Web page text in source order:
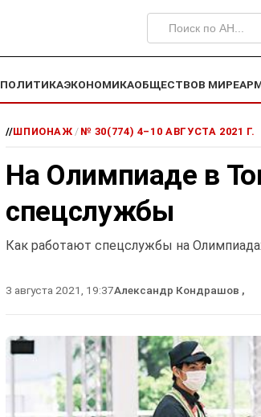
ПОЛИТИКАЭКОНОМИКАОБЩЕСТВОВ МИРЕ
//ШПИОНАЖ / № 30(774) 4–10 АВГУСТА 2021 Г.
На Олимпиаде в
спецслужбы
Как работают спецслужбы на
3 августа 2021, 19:37Александр Кондрашов ,